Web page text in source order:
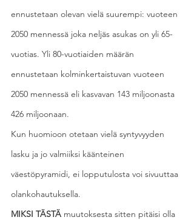
ennustetaan olevan vielä suurempi: vuoteen
2050 mennessä joka neljäs asukas on yli 65-
vuotias. Yli 80-vuotiaiden määrän
ennustetaan kolminkertaistuvan vuoteen
2050 mennessä eli kasvavan 143 miljoonasta
426 miljoonaan.
Kun huomioon otetaan vielä syntyvyyden
lasku ja jo valmiiksi käänteinen
väestöpyramidi, ei lopputulosta voi sivuuttaa
olankohautuksella.
MIKSI TÄSTÄ muutoksesta sitten pitäisi olla